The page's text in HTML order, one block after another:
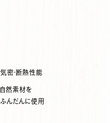
気密・断熱性能
自然素材を
ふんだんに使用